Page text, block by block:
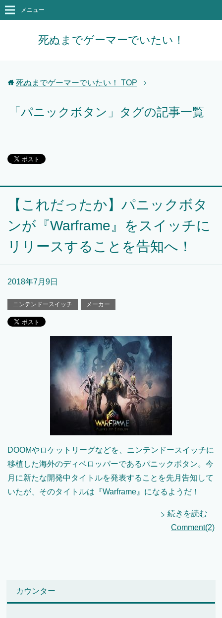
死ぬまでゲーマーでいたい！
メニュー
死ぬまでゲーマーでいたい！ TOP
「パニックボタン」タグの記事一覧
【これだったか】パニックボタ
ンが『Warframe』をスイッチに
リリースすることを告知へ！
2018年7月9日
ニンテンドースイッチ メーカー
DOOMやロケットリーグなどを、ニンテンドースイッチに
移植した海外のディベロッパーであるパニックボタン。今
月に新たな開発中タイトルを発表することを先月告知して
いたが、そのタイトルは『Warframe』になるようだ！
続きを読む
Comment(2)
カウンター